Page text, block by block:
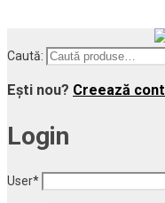
Caută:
Ești nou? Creează cont
Login
User*